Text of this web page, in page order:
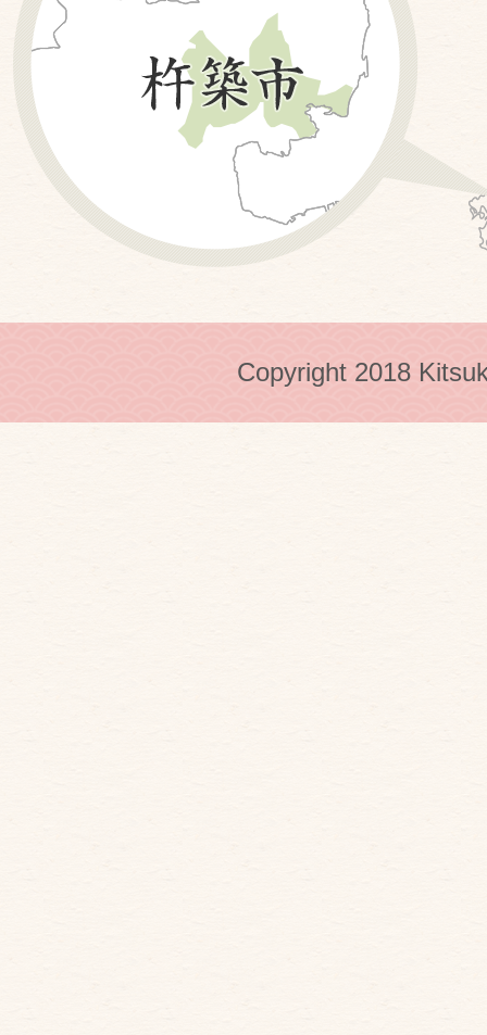
Copyright 2018